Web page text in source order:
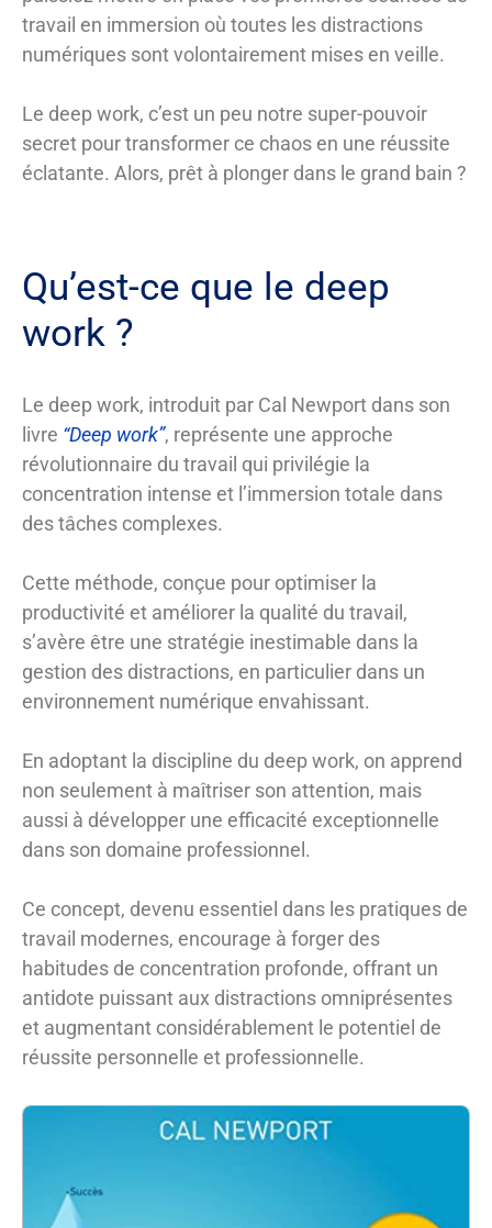
travail en immersion où toutes les distractions
numériques sont volontairement mises en veille.
Le deep work, c’est un peu notre super-pouvoir
secret pour transformer ce chaos en une réussite
éclatante. Alors, prêt à plonger dans le grand bain ?
Qu’est-ce que le deep
work ?
Le deep work, introduit par Cal Newport dans son
livre “Deep work”, représente une approche
révolutionnaire du travail qui privilégie la
concentration intense et l’immersion totale dans
des tâches complexes.
Cette méthode, conçue pour optimiser la
productivité et améliorer la qualité du travail,
s’avère être une stratégie inestimable dans la
gestion des distractions, en particulier dans un
environnement numérique envahissant.
En adoptant la discipline du deep work, on apprend
non seulement à maîtriser son attention, mais
aussi à développer une efficacité exceptionnelle
dans son domaine professionnel.
Ce concept, devenu essentiel dans les pratiques de
travail modernes, encourage à forger des
habitudes de concentration profonde, offrant un
antidote puissant aux distractions omniprésentes
et augmentant considérablement le potentiel de
réussite personnelle et professionnelle.